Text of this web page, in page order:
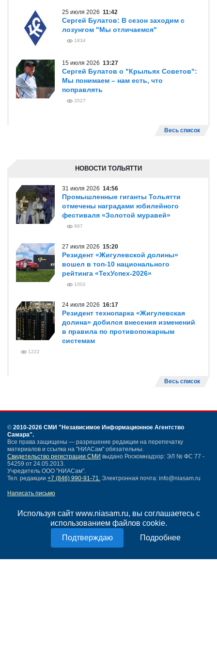
Используя сайт www.niasam.ru, вы соглашаетесь с
использованием файлов cookie.
Подробнее
25 июля 2026 11:42
Сергей Булатов: В сезон заходим с
лозунгом "Мы отличаемся"
1834
15 июля 2026 13:27
Сергей Булатов о "Крыльях Советов":
Мы понимаем – нам есть, что
поправлять
2027
Весь список
НОВОСТИ ТОЛЬЯТТИ
31 июля 2026 14:56
Промышленные гиганты Тольятти
отмечены наградами юбилейного
фестиваля «Золотой муравей»
997
27 июля 2026 15:20
Резидент «Жигулевской долины»
вошел в топ-10 национального
рейтинга «ТехУспех-2026»
1002
24 июля 2026 16:17
Резидент технопарка «Жигулевская
долина» добился внесения изменений
в правила по противопожарным
системам
1222
Весь список
© 2010-2026 СМИ "Независимое Информационное Агентство
Самара".
Все права защищены — разрешение редакции на перепечатку
материалов и ссылка на "НИАСам" обязательны.
Свидетельство регистрации СМИ выдано Роскомнадзор: ЭЛ № ФС 77 -
54259 от 24.05.2013.
Учредитель ООО "НИАСам".
Тел. редакции +7 (846) 990-91-71. Электронная почта: info@niasam.ru
Написать письмо
Нашли ошибку?
Политика конфиденциальности